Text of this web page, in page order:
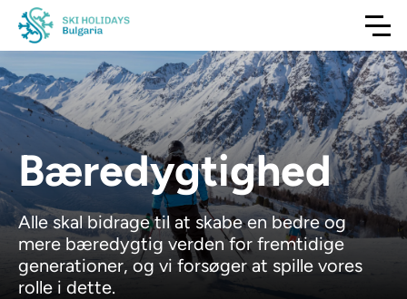
Bæredygtighed
Alle skal bidrage til at skabe en bedre og
mere bæredygtig verden for fremtidige
generationer, og vi forsøger at spille vores
rolle i dette.